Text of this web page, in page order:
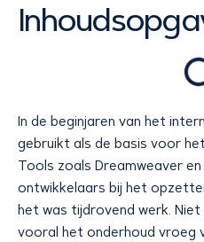
In de beginjaren van het
gebruikt als de basis voor
Tools zoals Dreamweaver
ontwikkelaars bij het
het was tijdrovend werk.
vooral het onderhoud vroeg